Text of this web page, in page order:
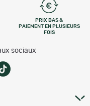
PRIX BAS &
PAIEMENT EN PLUSIEURS
FOIS
sociaux